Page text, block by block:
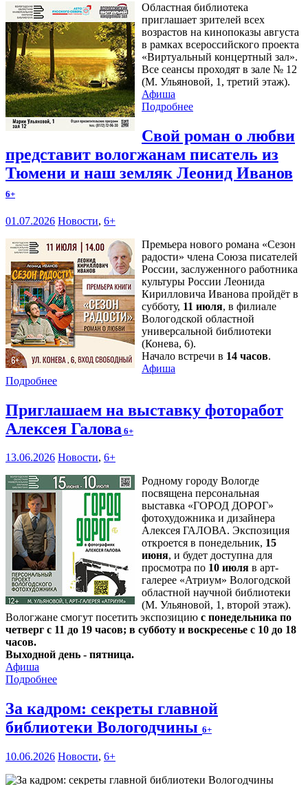
Областная библиотека
приглашает зрителей всех
возрастов на кинопоказы августа
в рамках всероссийского проекта
«Виртуальный концертный зал».
Все сеансы проходят в зале № 12
(М. Ульяновой, 1, третий этаж).
Афиша
Подробнее
Свой роман о любви
представит вологжанам писатель из
Тюмени и наш земляк Леонид Иванов
6+
01.07.2026 Новости, 6+
Премьера нового романа «Сезон
радости» члена Союза писателей
России, заслуженного работника
культуры России Леонида
Кирилловича Иванова пройдёт в
субботу, 11 июля, в филиале
Вологодской областной
универсальной библиотеки
(Конева, 6).
Начало встречи в 14 часов.
Афиша
Подробнее
Приглашаем на выставку фоторабот
Алексея Галова 6+
13.06.2026 Новости, 6+
Родному городу Вологде
посвящена персональная
выставка «ГОРОД ДОРОГ»
фотохудожника и дизайнера
Алексея ГАЛОВА. Экспозиция
откроется в понедельник, 15
июня, и будет доступна для
просмотра по 10 июля в арт-
галерее «Атриум» Вологодской
областной научной библиотеки
(М. Ульяновой, 1, второй этаж).
Вологжане смогут посетить экспозицию с понедельника по
четверг с 11 до 19 часов; в субботу и воскресенье с 10 до 18
часов.
Выходной день - пятница.
Афиша
Подробнее
За кадром: секреты главной
библиотеки Вологодчины 6+
10.06.2026 Новости, 6+